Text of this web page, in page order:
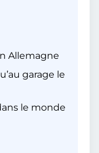
Allemagne
garage le
le monde